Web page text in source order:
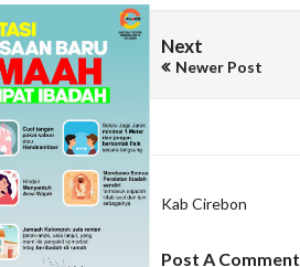
Next
Newer Post
Kab Cirebon
Post A